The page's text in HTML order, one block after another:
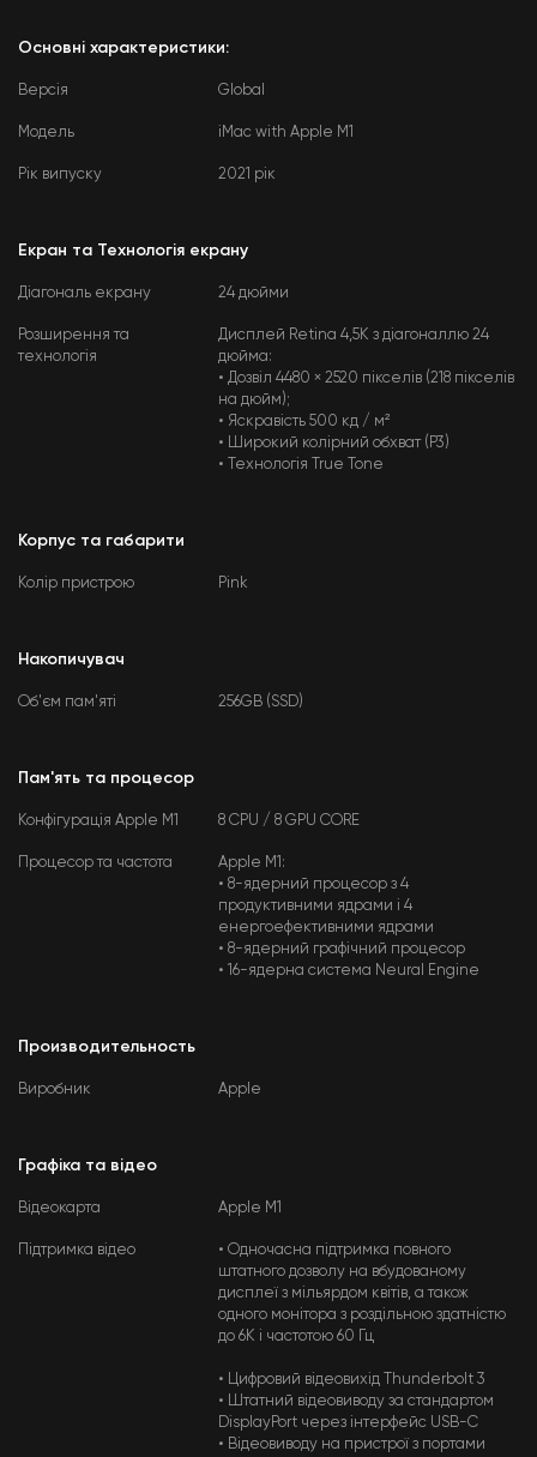
Основні характеристики:
Версія Global
Модель iMac with Apple M1
Рік випуску 2021 рік
Екран та Технологія екрану
Діагональ екрану 24 дюйми
Розширення та
технологія
Дисплей Retina 4,5K з діагоналлю 24
дюйма:
• Дозвіл 4480 × 2520 пікселів (218 пікселів
на дюйм);
• Яскравість 500 кд / м²
• Широкий колірний обхват (P3)
• Технологія True Tone
Корпус та габарити
Колір пристрою Pink
Накопичувач
Об'єм пам'яті 256GB (SSD)
Пам'ять та процесор
Конфігурація Apple M1 8 CPU / 8 GPU CORE
Процесор та частота
Apple M1:
• 8-ядерний процесор з 4
продуктивними ядрами і 4
енергоефективними ядрами
• 8-ядерний графічний процесор
• 16-ядерна система Neural Engine
Производительность
Виробник Apple
Графіка та відео
Відеокарта Apple M1
Підтримка відео
• Одночасна підтримка повного
штатного дозволу на вбудованому
дисплеї з мільярдом квітів, а також
одного монітора з роздільною здатністю
до 6K і частотою 60 Гц
• Цифровий відеовихід Thunderbolt 3
• Штатний відеовиводу за стандартом
DisplayPort через інтерфейс USB-C
• Відеовиводу на пристрої з портами